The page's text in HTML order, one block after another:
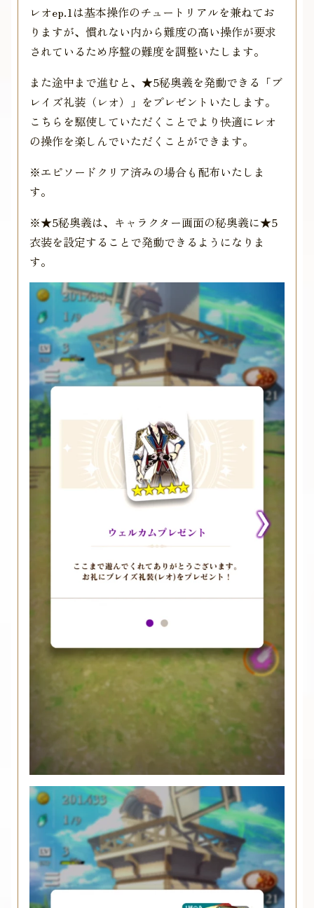
レオep.1は基本操作のチュートリアルを兼ねてお
りますが、慣れない内から難度の高い操作が要求
されているため序盤の難度を調整いたします。
また途中まで進むと、★5秘奥義を発動できる「ブ
レイズ礼装（レオ）」をプレゼントいたします。
こちらを駆使していただくことでより快適にレオ
の操作を楽しんでいただくことができます。
※エピソードクリア済みの場合も配布いたしま
す。
※★5秘奥義は、キャラクター画面の秘奥義に★5
衣装を設定することで発動できるようになりま
す。